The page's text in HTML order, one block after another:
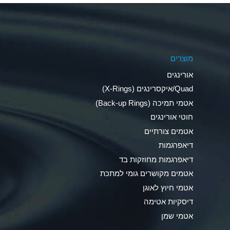
Ammonia Anhydrous
Ammonia Gas (hot)
Ammonium Carbonate (Aqueous)
Ammonium Chloride (Aqueous)
Ammonium Hydroxide (conc.)
Ammonium Nitrate (Aqueous)
Ammonium Nitrite (Aqueous)
מוצרים
אורינגים
Quad/איקסרינגים (X-Rings)
אטמי תמיכה (Back-up Rings)
חוטי אורינגים
אטמים צורתיים
דיאפרגמות
דיאפרגמות מחוזקות בד
אטמים מקושרים גומי למתכת
אטמי חיוץ לאוגן
דיסקיות אטימה
אטמי שמן